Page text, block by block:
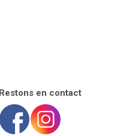
Restons en contact